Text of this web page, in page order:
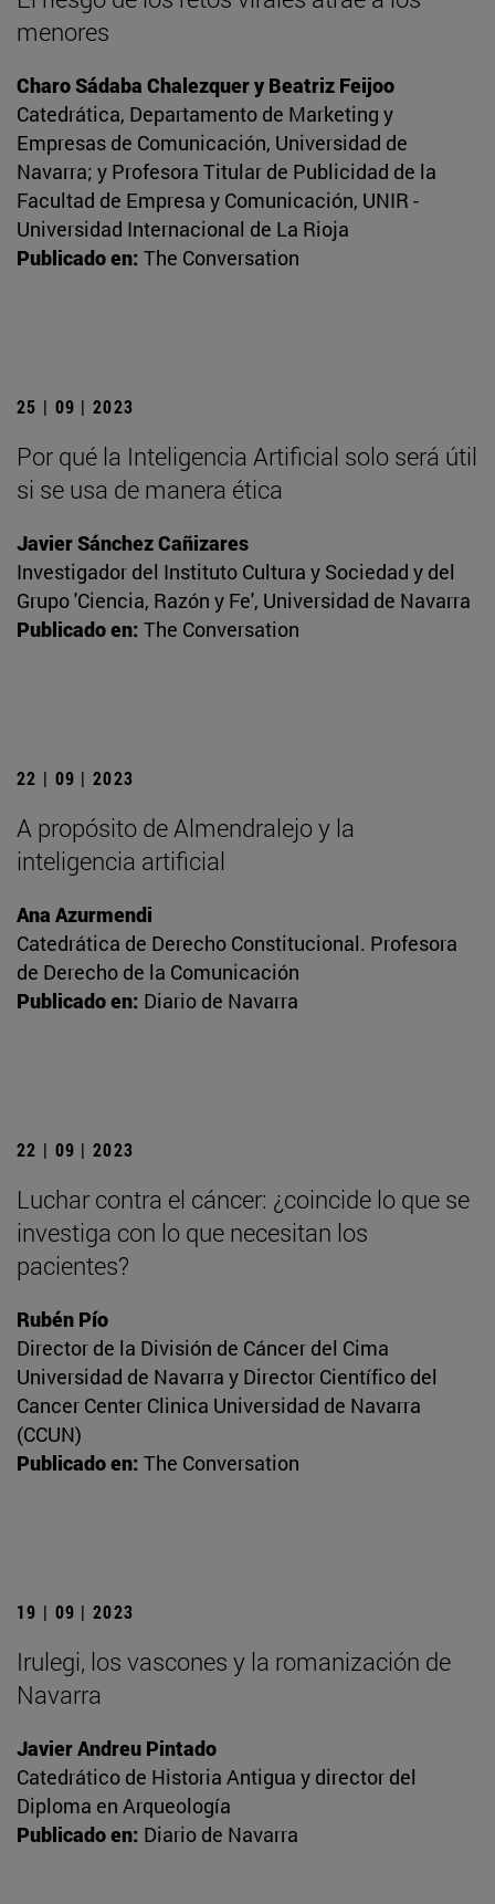
menores
Charo Sádaba Chalezquer y Beatriz Feijoo
Catedrática, Departamento de Marketing y
Empresas de Comunicación, Universidad de
Navarra; y Profesora Titular de Publicidad de la
Facultad de Empresa y Comunicación, UNIR -
Universidad Internacional de La Rioja
Publicado en: The Conversation
25 | 09 | 2023
Por qué la Inteligencia Artificial solo será útil
si se usa de manera ética
Javier Sánchez Cañizares
Investigador del Instituto Cultura y Sociedad y del
Grupo 'Ciencia, Razón y Fe', Universidad de Navarra
Publicado en: The Conversation
22 | 09 | 2023
A propósito de Almendralejo y la
inteligencia artificial
Ana Azurmendi
Catedrática de Derecho Constitucional. Profesora
de Derecho de la Comunicación
Publicado en: Diario de Navarra
22 | 09 | 2023
Luchar contra el cáncer: ¿coincide lo que se
investiga con lo que necesitan los
pacientes?
Rubén Pío
Director de la División de Cáncer del Cima
Universidad de Navarra y Director Científico del
Cancer Center Clinica Universidad de Navarra
(CCUN)
Publicado en: The Conversation
19 | 09 | 2023
Irulegi, los vascones y la romanización de
Navarra
Javier Andreu Pintado
Catedrático de Historia Antigua y director del
Diploma en Arqueología
Publicado en: Diario de Navarra